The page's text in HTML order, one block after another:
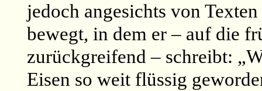
jedoch angesichts von
bewegt, in dem er – auf die
zurückgreifend – schreibt:
Eisen so weit flüssig